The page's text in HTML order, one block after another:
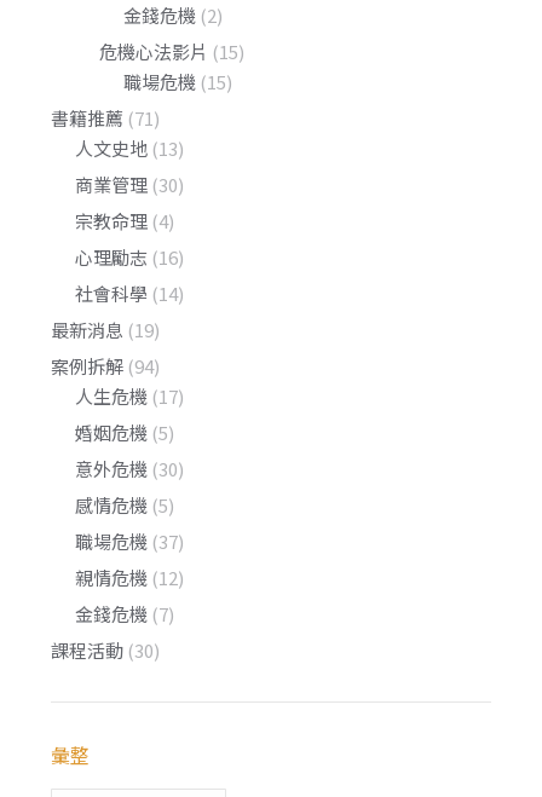
金錢危機 (2)
危機心法影片 (15)
職場危機 (15)
書籍推薦 (71)
人文史地 (13)
商業管理 (30)
宗教命理 (4)
心理勵志 (16)
社會科學 (14)
最新消息 (19)
案例拆解 (94)
人生危機 (17)
婚姻危機 (5)
意外危機 (30)
感情危機 (5)
職場危機 (37)
親情危機 (12)
金錢危機 (7)
課程活動 (30)
彙整